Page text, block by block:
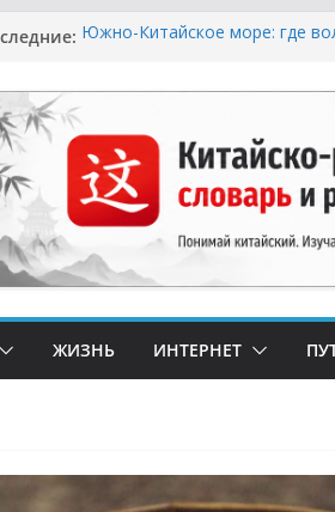
Южно-Китайское море: где
Охота за Черным Хлебом:
Европейским Пекарням в Китае
Молочный Кризис: Почему в
Сметану и Кефир (и Где Искать
Счастливые Числа и
Символика в Праздничной
ЖИЗНЬ ИНТЕРНЕТ